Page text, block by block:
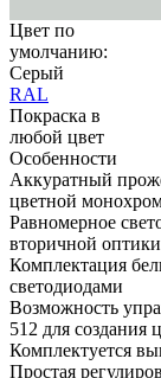
Цвет по
умолчанию:
Серый
RAL
Покраска в
любой цвет
Особенности
Аккуратный
цветной
Равномерное
вторичной оптики
Комплектация
светодиодами
Возможность
512 для создания
Комплектуется
Простая